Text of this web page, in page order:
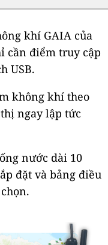
khí GAIA của
cần điểm truy cập
USB.
không khí theo
ngay lập tức
nước dài 10
đặt và bảng điều